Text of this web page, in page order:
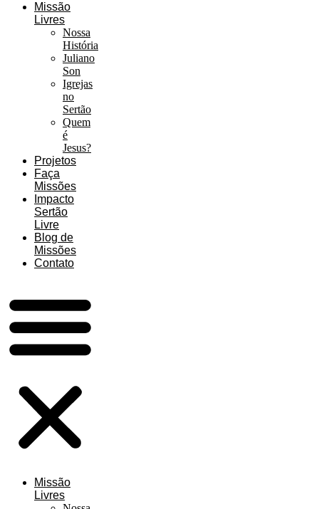
Missão
Livres
Nossa
História
Juliano
Son
Igrejas
no
Sertão
Quem
é
Jesus?
Projetos
Faça
Missões
Impacto
Sertão
Livre
Blog de
Missões
Contato
Missão
Livres